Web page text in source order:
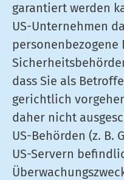
garantiert werden
US-Unternehmen
personenbezogene
dass Sie als
gerichtlich
daher nicht
US-Behörden (z. B.
US-Servern